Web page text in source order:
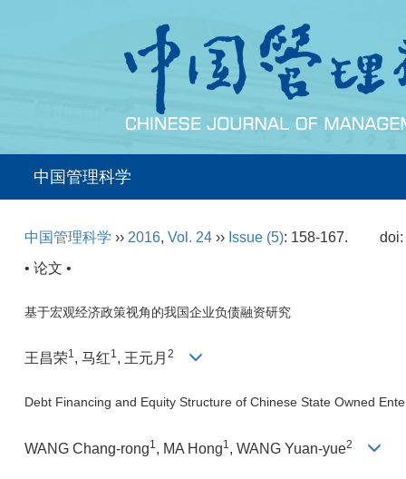
中国管理科学
中国管理科学 ›› 2016, Vol. 24 ›› Issue (5): 158-167.
• 论文 •
基于宏观经济政策视角的我国企业负债融资研究
王昌荣1, 马红1, 王元月 2
Debt Financing and Equity Structure of Chinese State Owned
WANG Chang-rong1 , MA Hong1 , WANG Yuan-yue2